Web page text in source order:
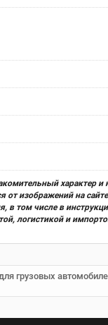
характер
от изображений на
в том числе в
логистикой и
грузовых